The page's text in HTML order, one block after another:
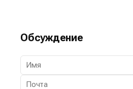
Обсуждение